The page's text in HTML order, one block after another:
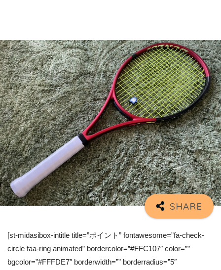
[st-midasibox-intitle title=”ポイント” fontawesome=”fa-check-
circle faa-ring animated” bordercolor=”#FFC107″ color=””
bgcolor=”#FFFDE7″ borderwidth=”” borderradius=”5″